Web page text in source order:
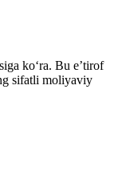
ko‘ra. Bu e’tirof
sifatli moliyaviy